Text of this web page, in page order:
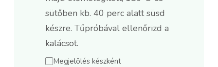
sütőben kb. 40 perc alatt süsd
készre. Tűpróbával ellenőrizd a
kalácsot.
Megjelölés készként